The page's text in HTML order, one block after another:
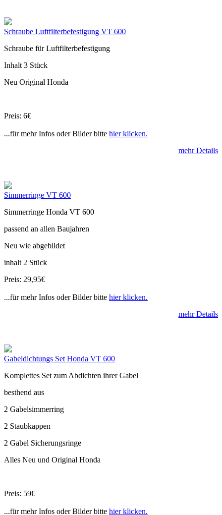
Schraube Luftfilterbefestigung VT 600
Schraube für Luftfilterbefestigung
Inhalt 3 Stück
Neu Original Honda
Preis: 6€
...für mehr Infos oder Bilder bitte hier klicken.
mehr Details
Simmerringe VT 600
Simmerringe Honda VT 600
passend an allen Baujahren
Neu wie abgebildet
inhalt 2 Stück
Preis: 29,95€
...für mehr Infos oder Bilder bitte hier klicken.
mehr Details
Gabeldichtungs Set Honda VT 600
Komplettes Set zum Abdichten ihrer Gabel
besthend aus
2 Gabelsimmerring
2 Staubkappen
2 Gabel Sicherungsringe
Alles Neu und Original Honda
Preis: 59€
...für mehr Infos oder Bilder bitte hier klicken.